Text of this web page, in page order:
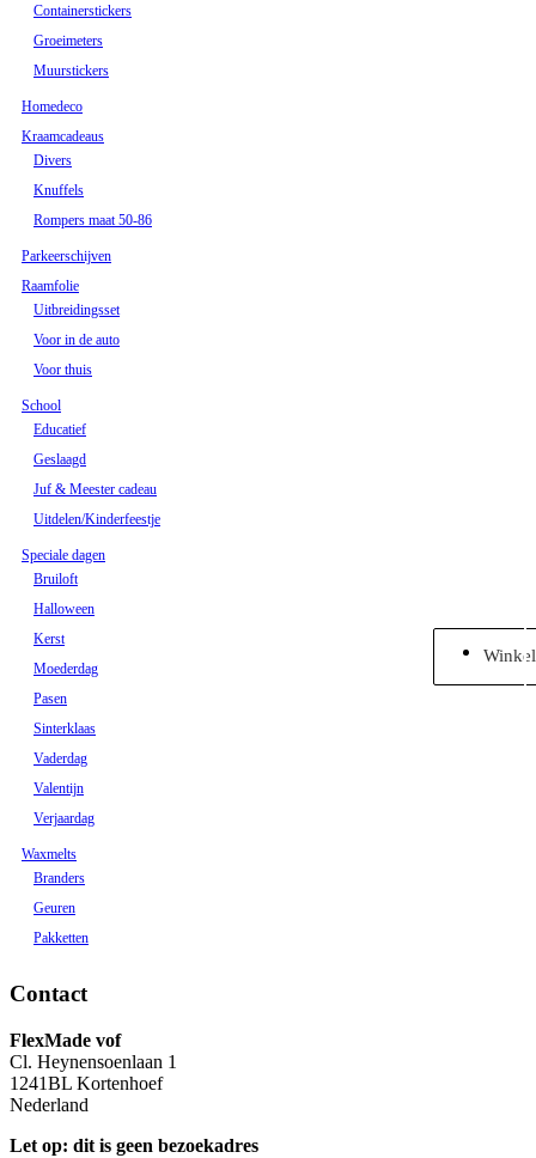
Containerstickers
Groeimeters
Muurstickers
Homedeco
Kraamcadeaus
Divers
Knuffels
Rompers maat 50-86
Parkeerschijven
Raamfolie
Uitbreidingsset
Voor in de auto
Voor thuis
School
Educatief
Geslaagd
Juf & Meester cadeau
Uitdelen/Kinderfeestje
Speciale dagen
Bruiloft
Halloween
Kerst
Moederdag
Pasen
Sinterklaas
Vaderdag
Valentijn
Verjaardag
Waxmelts
Branders
Geuren
Pakketten
Contact
FlexMade vof
Cl. Heynensoenlaan 1
1241BL Kortenhoef
Nederland
Let op: dit is geen bezoekadres